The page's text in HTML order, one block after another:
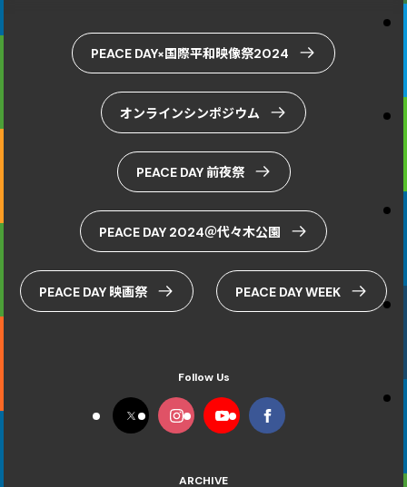
PEACE DAY×国際平和映像祭2024
オンラインシンポジウム
PEACE DAY 前夜祭
PEACE DAY 2024＠代々木公園
PEACE DAY 映画祭 PEACE DAY WEEK
Follow Us
ARCHIVE